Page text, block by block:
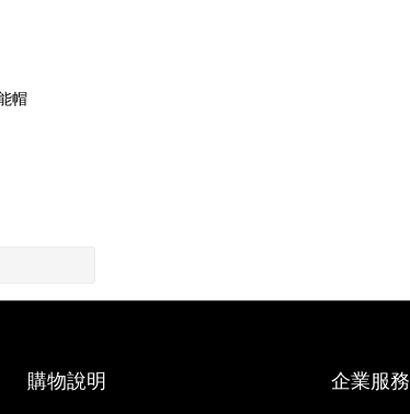
帽
購物說明 企業服務